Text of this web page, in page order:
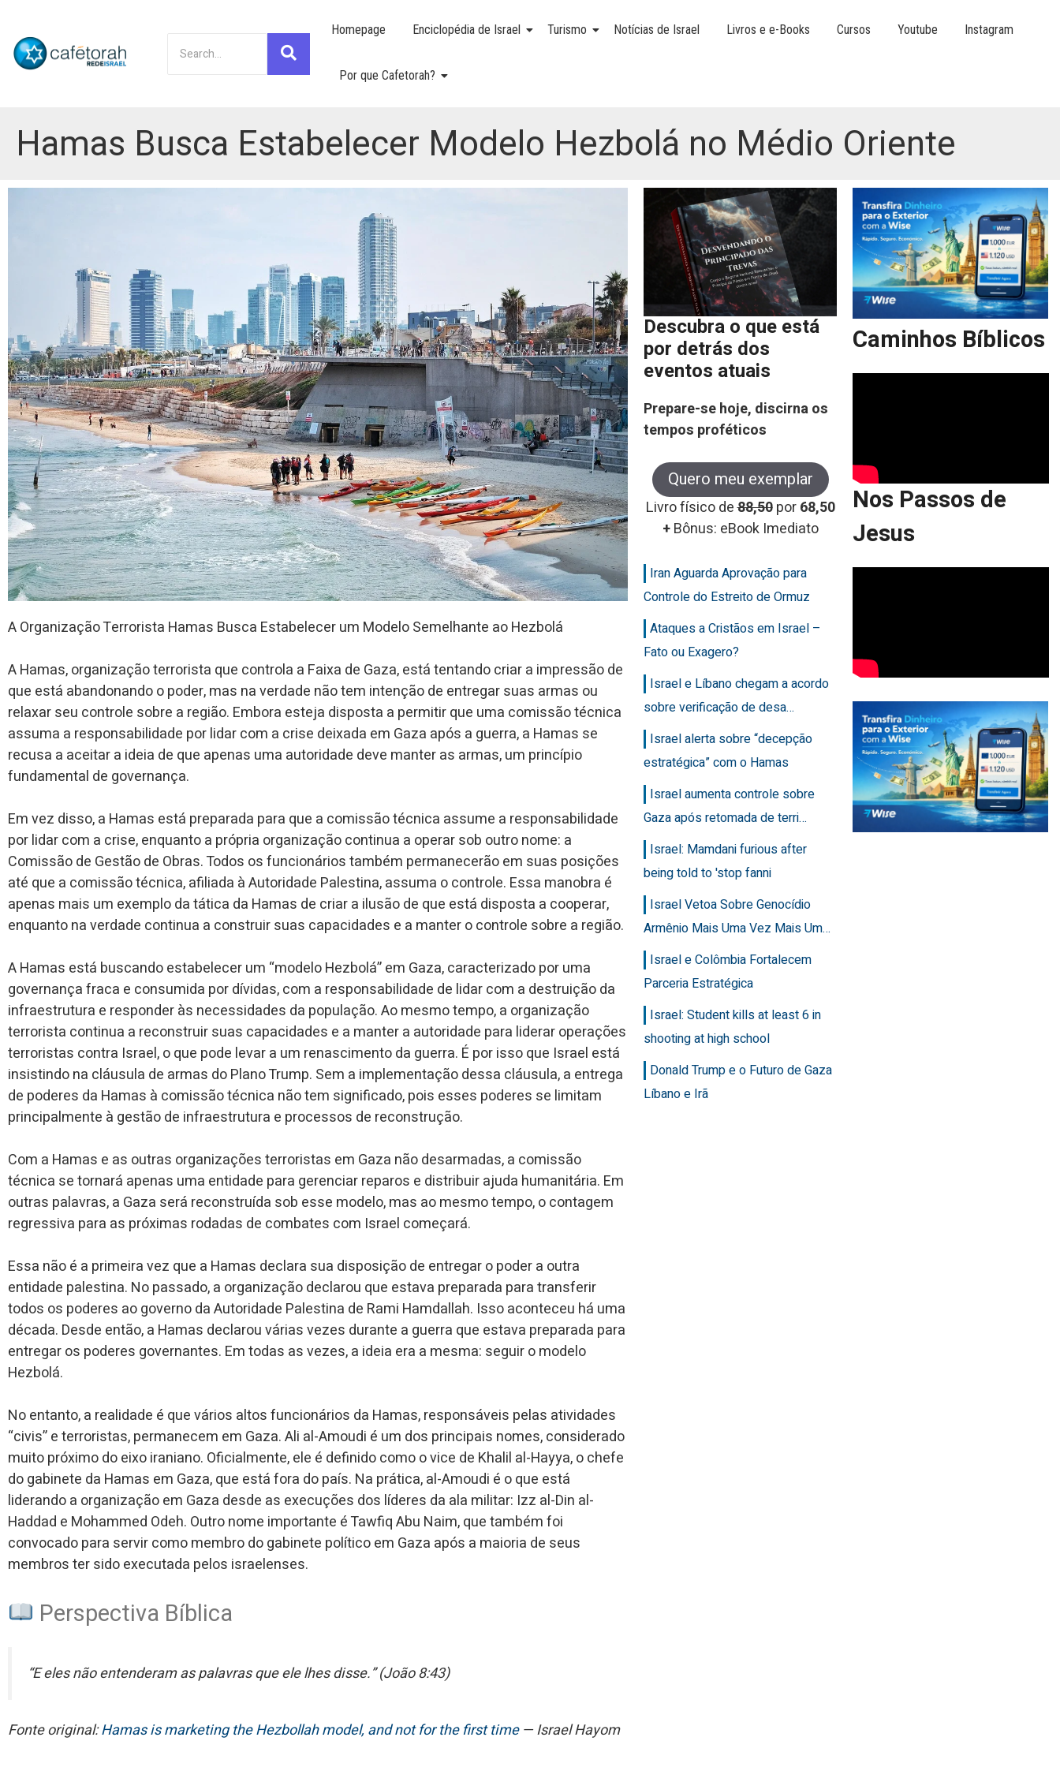
Homepage Enciclopédia de Israel Turismo Notícias de Israel Livros e e-Books Cursos Youtube Instagram
Por que Cafetorah?
Hamas Busca Estabelecer Modelo Hezbolá no Médio Oriente
A Organização Terrorista Hamas Busca Estabelecer um Modelo Semelhante ao Hezbolá
A Hamas, organização terrorista que controla a Faixa de Gaza, está tentando criar a impressão de
que está abandonando o poder, mas na verdade não tem intenção de entregar suas armas ou
relaxar seu controle sobre a região. Embora esteja disposta a permitir que uma comissão técnica
assuma a responsabilidade por lidar com a crise deixada em Gaza após a guerra, a Hamas se
recusa a aceitar a ideia de que apenas uma autoridade deve manter as armas, um princípio
fundamental de governança.
Em vez disso, a Hamas está preparada para que a comissão técnica assume a responsabilidade
por lidar com a crise, enquanto a própria organização continua a operar sob outro nome: a
Comissão de Gestão de Obras. Todos os funcionários também permanecerão em suas posições
até que a comissão técnica, afiliada à Autoridade Palestina, assuma o controle. Essa manobra é
apenas mais um exemplo da tática da Hamas de criar a ilusão de que está disposta a cooperar,
enquanto na verdade continua a construir suas capacidades e a manter o controle sobre a região.
A Hamas está buscando estabelecer um “modelo Hezbolá” em Gaza, caracterizado por uma
governança fraca e consumida por dívidas, com a responsabilidade de lidar com a destruição da
infraestrutura e responder às necessidades da população. Ao mesmo tempo, a organização
terrorista continua a reconstruir suas capacidades e a manter a autoridade para liderar operações
terroristas contra Israel, o que pode levar a um renascimento da guerra. É por isso que Israel está
insistindo na cláusula de armas do Plano Trump. Sem a implementação dessa cláusula, a entrega
de poderes da Hamas à comissão técnica não tem significado, pois esses poderes se limitam
principalmente à gestão de infraestrutura e processos de reconstrução.
Com a Hamas e as outras organizações terroristas em Gaza não desarmadas, a comissão
técnica se tornará apenas uma entidade para gerenciar reparos e distribuir ajuda humanitária. Em
outras palavras, a Gaza será reconstruída sob esse modelo, mas ao mesmo tempo, o contagem
regressiva para as próximas rodadas de combates com Israel começará.
Essa não é a primeira vez que a Hamas declara sua disposição de entregar o poder a outra
entidade palestina. No passado, a organização declarou que estava preparada para transferir
todos os poderes ao governo da Autoridade Palestina de Rami Hamdallah. Isso aconteceu há uma
década. Desde então, a Hamas declarou várias vezes durante a guerra que estava preparada para
entregar os poderes governantes. Em todas as vezes, a ideia era a mesma: seguir o modelo
Hezbolá.
No entanto, a realidade é que vários altos funcionários da Hamas, responsáveis pelas atividades
“civis” e terroristas, permanecem em Gaza. Ali al-Amoudi é um dos principais nomes, considerado
muito próximo do eixo iraniano. Oficialmente, ele é definido como o vice de Khalil al-Hayya, o chefe
do gabinete da Hamas em Gaza, que está fora do país. Na prática, al-Amoudi é o que está
liderando a organização em Gaza desde as execuções dos líderes da ala militar: Izz al-Din al-
Haddad e Mohammed Odeh. Outro nome importante é Tawfiq Abu Naim, que também foi
convocado para servir como membro do gabinete político em Gaza após a maioria de seus
membros ter sido executada pelos israelenses.
Perspectiva Bíblica
“E eles não entenderam as palavras que ele lhes disse.” (João 8:43)
Fonte original:Hamas is marketing the Hezbollah model, and not for the first time— Israel Hayom
Descubra o que está
por detrás dos
eventos atuais
Prepare-se hoje, discirna os
tempos proféticos
Quero meu exemplar
Livro físico de88,50 por68,50
+Bônus: eBook Imediato
Iran Aguarda Aprovação para
Controle do Estreito de Ormuz
Ataques a Cristãos em Israel –
Fato ou Exagero?
Israel e Líbano chegam a acordo
sobre verificação de desa…
Israel alerta sobre “decepção
estratégica” com o Hamas
Israel aumenta controle sobre
Gaza após retomada de terri…
Israel: Mamdani furious after
being told to 'stop fanni
Israel Vetoa Sobre Genocídio
Armênio Mais Uma Vez Mais Um…
Israel e Colômbia Fortalecem
Parceria Estratégica
Israel: Student kills at least 6 in
shooting at high school
Donald Trump e o Futuro de Gaza
Líbano e Irã
Caminhos Bíblicos
Nos Passos de
Jesus